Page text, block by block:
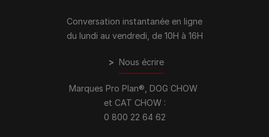
Conversation instantanée en ligne
du lundi au vendredi, de 10H à 16H
> Nous écrire
Marques Pro Plan®, DOG CHOW
et CAT CHOW :
0 800 22 64 62